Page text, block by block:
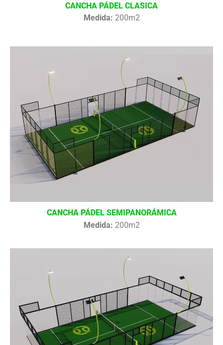
CANCHA PÁDEL CLASICA
Medida: 200m2
CANCHA PÁDEL SEMIPANORÁMICA
Medida: 200m2